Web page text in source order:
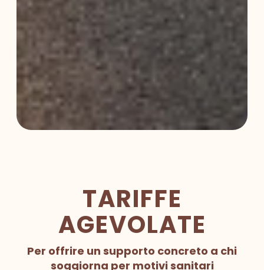
TARIFFE
AGEVOLATE
Per offrire un supporto concreto a chi
soggiorna per motivi sanitari